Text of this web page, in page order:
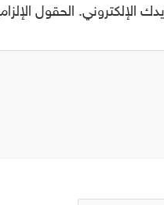
الإلكتروني. الحقول